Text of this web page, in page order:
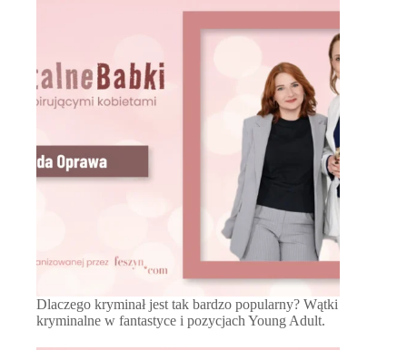
Dlaczego kryminał jest tak bardzo popularny? Wątki
kryminalne w fantastyce i pozycjach Young Adult.